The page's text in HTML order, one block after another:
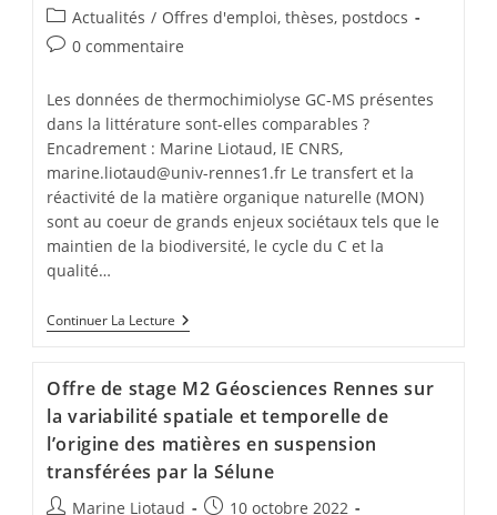
Actualités / Offres d'emploi, thèses, postdocs
0 commentaire
Les données de thermochimiolyse GC-MS présentes
dans la littérature sont-elles comparables ?
Encadrement : Marine Liotaud, IE CNRS,
marine.liotaud@univ-rennes1.fr Le transfert et la
réactivité de la matière organique naturelle (MON)
sont au coeur de grands enjeux sociétaux tels que le
maintien de la biodiversité, le cycle du C et la
qualité…
Continuer La Lecture
Offre de stage M2 Géosciences Rennes sur
la variabilité spatiale et temporelle de
l’origine des matières en suspension
transférées par la Sélune
Marine Liotaud
10 octobre 2022